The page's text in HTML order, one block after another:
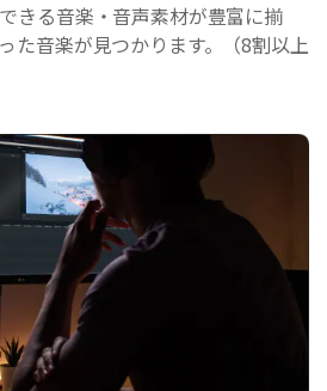
きる音楽・音声素材が豊富に揃
た音楽が見つかります。（8割以上